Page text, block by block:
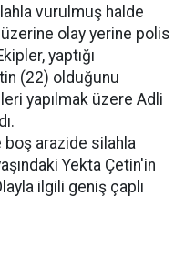
vurulmuş halde
olay yerine polis
yaptığı
(22) olduğunu
yapılmak üzere Adli
boş arazide silahla
Yekta Çetin'in
ilgili geniş çaplı